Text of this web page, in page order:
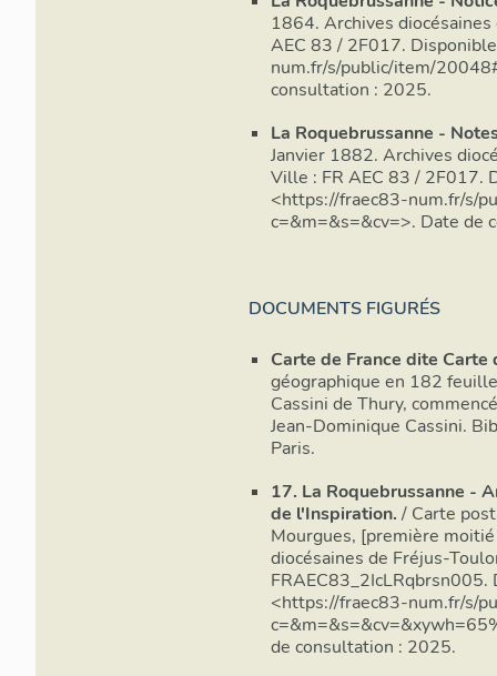
1864. Archives
AEC 83 / 2F017.
num.fr/s/public/item/
consultation : 2025.
La Roquebrussanne -
Janvier 1882. Archives
Ville : FR AEC 83 / 2F017.
<https://fraec83-num.fr/s/
c=&m=&s=&cv=>. Date de
DOCUMENTS FIGURÉS
Carte de France dite Carte
géographique en 182
Cassini de Thury,
Jean-Dominique Cassini.
Paris.
17. La Roquebrussanne -
de l'Inspiration. / Carte
Mourgues, [première
diocésaines de Fréjus-
<https://fraec83-num.fr/s/
de consultation : 2025.